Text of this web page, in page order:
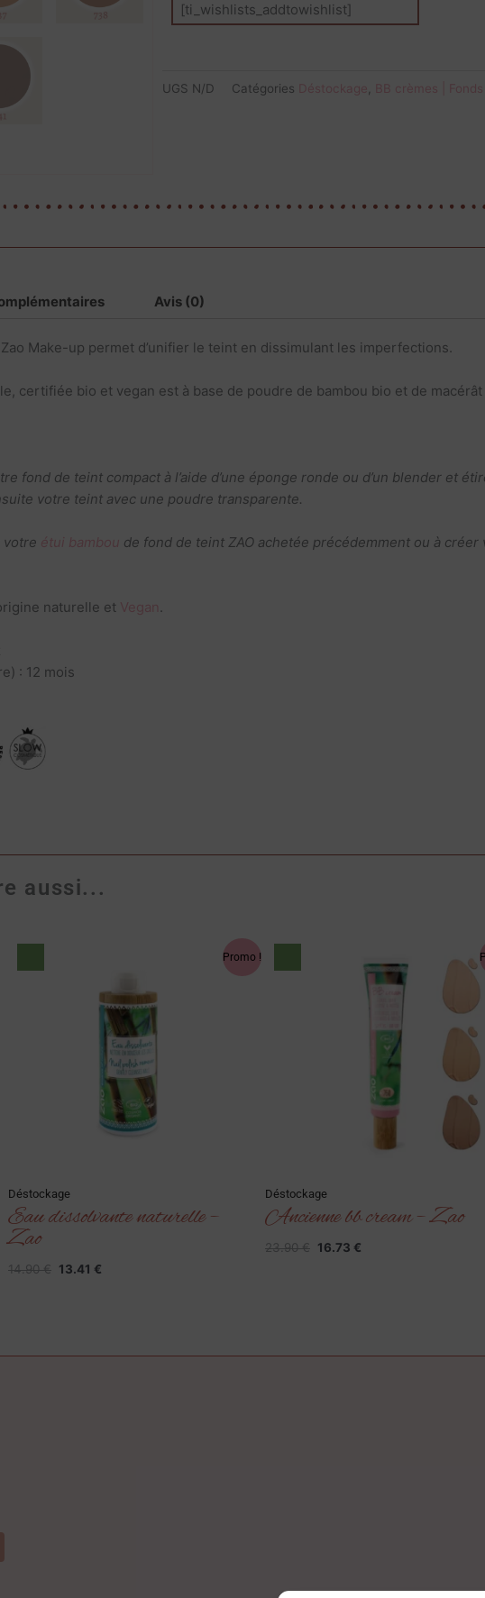
[ti_wishlists_addtowishlist]
UGS N/D Catégories Déstockage BB crèmes |
Avis (0)
Make-up permet d’unifier le teint en dissimulant les imperfections.
certifiée bio et vegan est à base de poudre de bambou bio et de
fond de teint compact à l’aide d’une éponge ronde ou d’un blender et
votre teint avec une poudre transparente.
votre étui bambou de fond de teint ZAO achetée précédemment ou à
naturelle et Vegan.
: 12 mois
aussi...
Promo !
Déstockage
Eau dissolvante naturelle –
Zao
14.90€
14.90 €.
13.41 €
13.41 €.
Déstockage
Ancienne bb cream – Zao
23.90€ 16.73 €
actuel
est :